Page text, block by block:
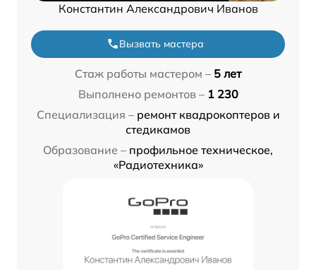
Константин Александрович Иванов
Вызвать мастера
Стаж работы мастером – 5 лет
Выполнено ремонтов – 1 230
Специализация – ремонт квадрокоптеров и
стедикамов
Образование – профильное техническое,
«Радиотехника»